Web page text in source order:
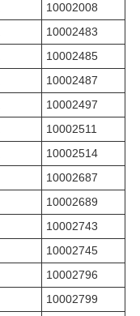
10002008
10002483
10002485
10002487
10002497
10002511
10002514
10002687
10002689
10002743
10002745
10002796
10002799